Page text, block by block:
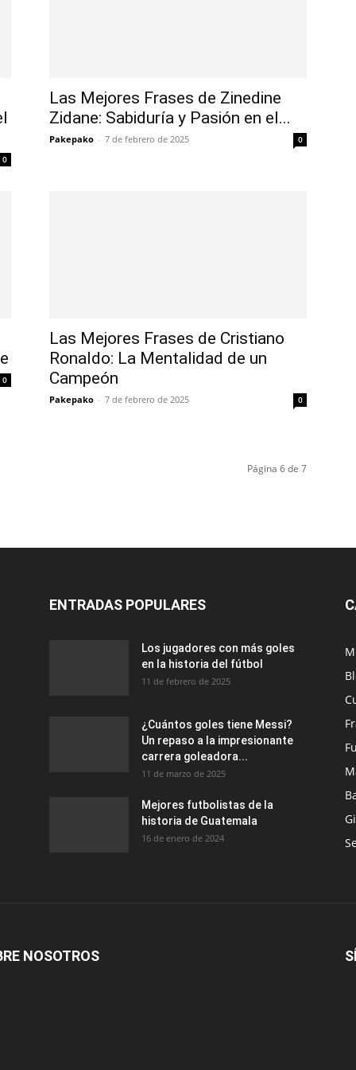
0
Las Mejores Frases de Zinedine
Zidane: Sabiduría y Pasión en el...
Pakepako - 7 de febrero de 2025 0
0
Las Mejores Frases de Cristiano
Ronaldo: La Mentalidad de un
Campeón
Pakepako - 7 de febrero de 2025 0
Página 6 de 7
ENTRADAS POPULARES
Los jugadores con más goles
en la historia del fútbol
11 de febrero de 2025
¿Cuántos goles tiene Messi?
Un repaso a la impresionante
carrera goleadora...
11 de marzo de 2025
Mejores futbolistas de la
historia de Guatemala
16 de enero de 2024
NOSOTROS